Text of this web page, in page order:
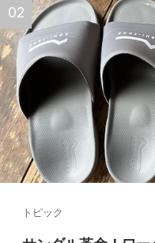
トピック